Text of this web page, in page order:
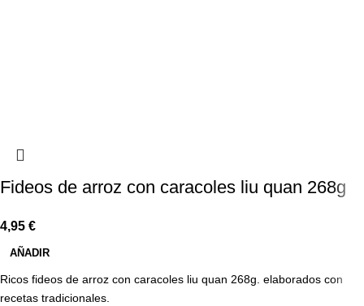
Fideos de arroz con caracoles liu quan 268g
4,95 €
AÑADIR
Ricos fideos de arroz con caracoles liu quan 268g. elaborados con
recetas tradicionales.